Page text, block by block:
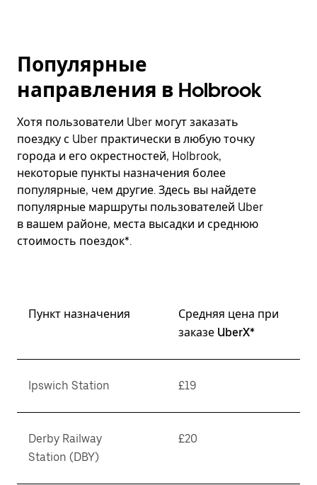
Популярные
направления в Holbrook
Хотя пользователи Uber могут заказать
поездку с Uber практически в любую точку
города и его окрестностей, Holbrook,
некоторые пункты назначения более
популярные, чем другие. Здесь вы найдете
популярные маршруты пользователей Uber
в вашем районе, места высадки и среднюю
стоимость поездок*.
Пункт назначения
Средняя цена при
заказе UberX*
Ipswich Station £19
Derby Railway
Station (DBY)
£20